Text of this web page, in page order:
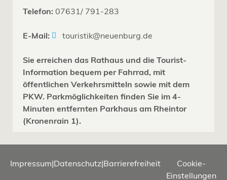
Telefon: 07631/ 791-283
E-Mail: touristik@neuenburg.de
Sie erreichen das Rathaus und die Tourist-
Information bequem per Fahrrad, mit
öffentlichen Verkehrsmitteln sowie mit dem
PKW. Parkmöglichkeiten finden Sie im 4-
Minuten entfernten Parkhaus am Rheintor
(Kronenrain 1).
Impressum|Datenschutz|Barrierefreiheit
Cookie-
Einstellungen